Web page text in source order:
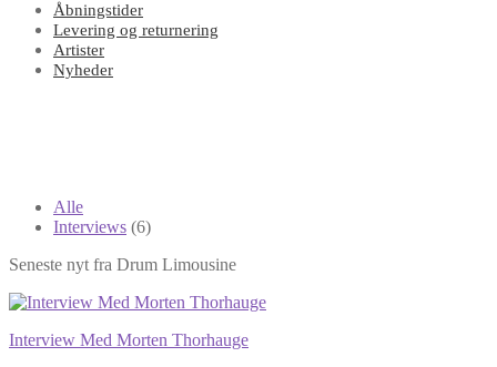
Åbningstider
Levering og returnering
Artister
Nyheder
Alle
Interviews (6)
Seneste nyt fra Drum Limousine
Interview Med Morten Thorhauge